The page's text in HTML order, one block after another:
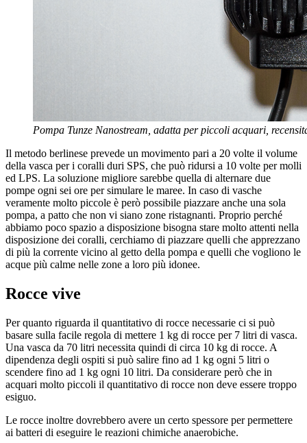
Pompa Tunze Nanostream, adatta per piccoli acquari,
Il metodo berlinese prevede un movimento pari a 20 volte il volume
della vasca per i coralli duri SPS, che può ridursi a 10 volte per molli
ed LPS. La soluzione migliore sarebbe quella di alternare due
pompe ogni sei ore per simulare le maree. In caso di vasche
veramente molto piccole è però possibile piazzare anche una sola
pompa, a patto che non vi siano zone ristagnanti. Proprio perché
abbiamo poco spazio a disposizione bisogna stare molto attenti nella
disposizione dei coralli, cerchiamo di piazzare quelli che apprezzano
di più la corrente vicino al getto della pompa e quelli che vogliono le
acque più calme nelle zone a loro più idonee.
Rocce vive
Per quanto riguarda il quantitativo di rocce necessarie ci si può
basare sulla facile regola di mettere 1 kg di rocce per 7 litri di vasca.
Una vasca da 70 litri necessita quindi di circa 10 kg di rocce. A
dipendenza degli ospiti si può salire fino ad 1 kg ogni 5 litri o
scendere fino ad 1 kg ogni 10 litri. Da considerare però che in
acquari molto piccoli il quantitativo di rocce non deve essere troppo
esiguo.
Le rocce inoltre dovrebbero avere un certo spessore per permettere
ai batteri di eseguire le reazioni chimiche anaerobiche.